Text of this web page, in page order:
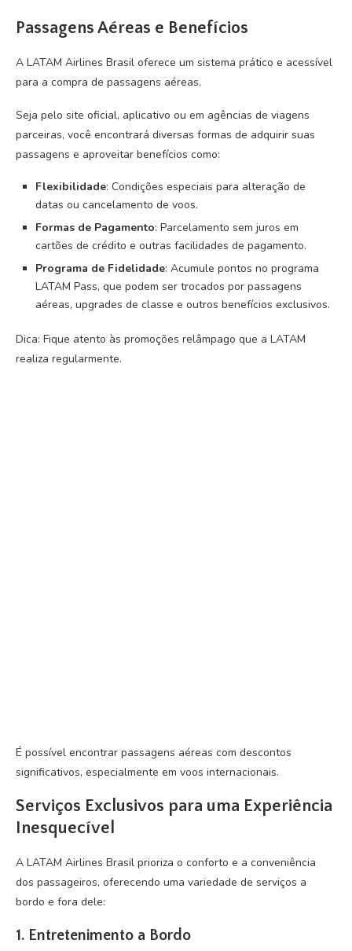
Passagens Aéreas e Benefícios
A LATAM Airlines Brasil oferece um sistema prático e acessível
para a compra de passagens aéreas.
Seja pelo site oficial, aplicativo ou em agências de viagens
parceiras, você encontrará diversas formas de adquirir suas
passagens e aproveitar benefícios como:
Flexibilidade: Condições especiais para alteração de
datas ou cancelamento de voos.
Formas de Pagamento: Parcelamento sem juros em
cartões de crédito e outras facilidades de pagamento.
Programa de Fidelidade: Acumule pontos no programa
LATAM Pass, que podem ser trocados por passagens
aéreas, upgrades de classe e outros benefícios exclusivos.
Dica: Fique atento às promoções relâmpago que a LATAM
realiza regularmente.
É possível encontrar passagens aéreas com descontos
significativos, especialmente em voos internacionais.
Serviços Exclusivos para uma Experiência
Inesquecível
A LATAM Airlines Brasil prioriza o conforto e a conveniência
dos passageiros, oferecendo uma variedade de serviços a
bordo e fora dele:
1. Entretenimento a Bordo